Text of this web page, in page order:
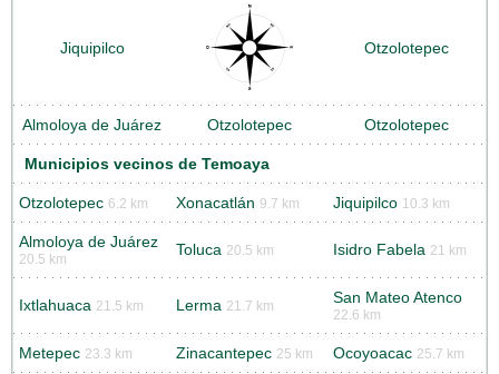
Jiquipilco Otzolotepec
Almoloya de Juárez Otzolotepec Otzolotepec
Municipios vecinos de Temoaya
Otzolotepec 6.2 km Xonacatlán 9.7 km Jiquipilco 10.3 km
Almoloya de Juárez
20.5 km
Toluca 20.5 km Isidro Fabela 21 km
Ixtlahuaca 21.5 km Lerma 21.7 km San Mateo Atenco
22.6 km
Metepec 23.3 km Zinacantepec 25 km Ocoyoacac 25.7 km